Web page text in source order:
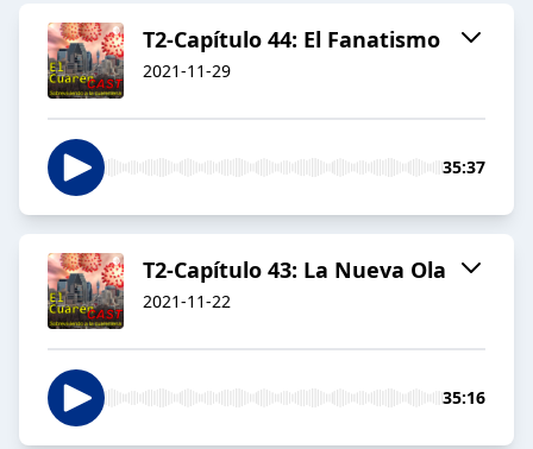
T2-Capítulo 44: El Fanatismo
2021-11-29
35:37
T2-Capítulo 43: La Nueva Ola
2021-11-22
35:16